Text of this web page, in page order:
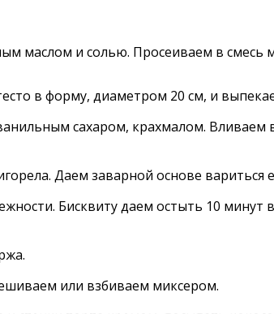
маслом и солью. Просеиваем в смесь
в форму, диаметром 20 см, и
сахаром, крахмалом.
Даем заварной основе вариться
Бисквиту даем остыть 10
или взбиваем миксером.